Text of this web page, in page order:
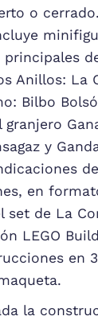
o cerrado.
principales
Anillos: La
Bilbo
granjero
y
en
set de La
LEGO
en
la